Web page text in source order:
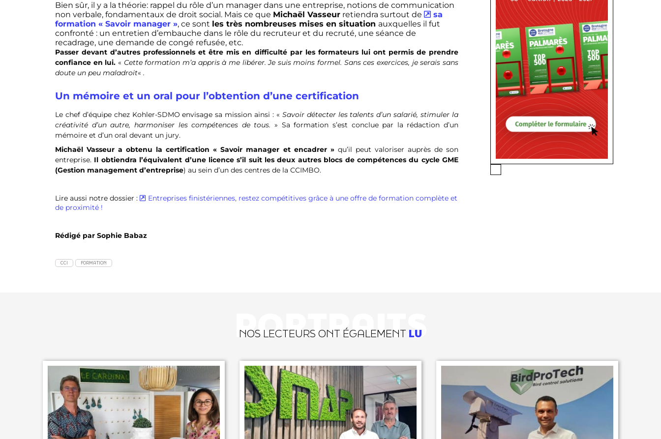
Bien sûr, il y a la théorie: rappel du rôle d’un manager dans une entreprise, notions de communication
non verbale, fondamentaux de droit social. Mais ce que Michaël Vasseur retiendra surtout de
sa
formation « Savoir manager », ce sont les très nombreuses mises en situation auxquelles il fut
confronté : un entretien d’embauche dans le rôle du recruteur et du recruté, une séance de
recadrage, une demande de congé refusée, etc.
Passer devant d’autres professionnels et être mis en difficulté par les formateurs lui ont permis de prendre
confiance en lui. « Cette formation m’a appris à me libérer. Je suis moins formel. Sans ces exercices, je serais sans
doute un peu maladroit« .
Un mémoire et un oral pour l’obtention d’une certification
Le chef d’équipe chez Kohler-SDMO envisage sa mission ainsi : « Savoir détecter les talents d’un salarié, stimuler la
créativité d’un autre, harmoniser les compétences de tous. » Sa formation s’est conclue par la rédaction d’un
mémoire et d’un oral devant un jury.
Michaël Vasseur a obtenu la certification « Savoir manager et encadrer »qu’il peut valoriser auprès de son
entreprise. Il obtiendra l’équivalent d’une licence s’il suit les deux autres blocs de compétences du cycle GME
(Gestion management d’entreprise) au sein d’un des centres de la CCIMBO.
Lire aussi notre dossier :
Entreprises finistériennes, restez compétitives grâce à une offre de formation complète et
de proximité !
Rédigé par Sophie Babaz
CCI FORMATION
PORTRAITS
NOS LECTEURS ONT ÉGALEMENT LU